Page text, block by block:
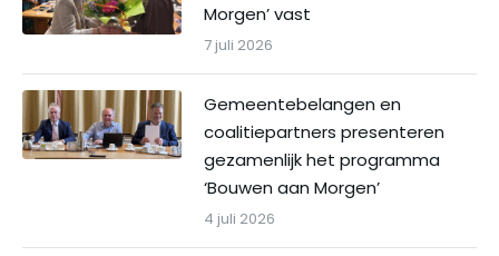
Morgen’ vast
7 juli 2026
Gemeentebelangen en
coalitiepartners presenteren
gezamenlijk het programma
‘Bouwen aan Morgen’
4 juli 2026